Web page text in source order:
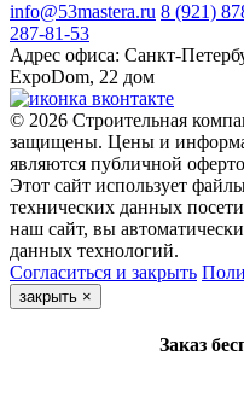
info@53mastera.ru 8 (921)
287-81-53
Адрес офиса: Санкт-
ExpoDom, 22 дом
© 2026 Строительная
защищены. Цены и
являются публичной
Этот сайт использует
технических данных
наш сайт, вы
данных технологий.
Согласиться и закрыть
закрыть ×
Заказ